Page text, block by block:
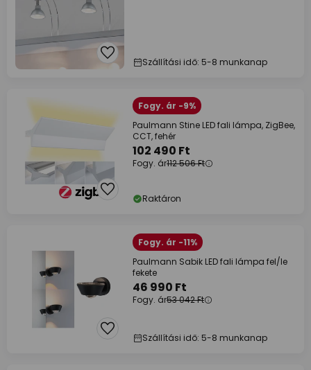
Szállítási idő: 5-8 munkanap
Fogy. ár -9%
Paulmann Stine LED fali lámpa, ZigBee,
CCT, fehér
102 490 Ft
Fogy. ár112 506 Ft
Raktáron
Fogy. ár -11%
Paulmann Sabik LED fali lámpa fel/le
fekete
46 990 Ft
Fogy. ár53 042 Ft
Szállítási idő: 5-8 munkanap